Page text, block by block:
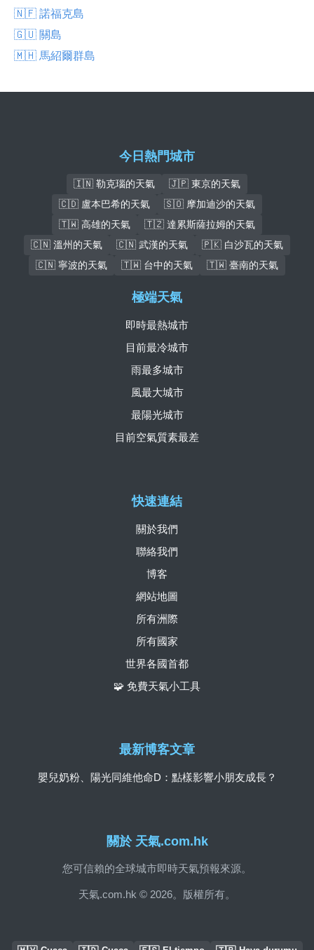
🇳🇫 諾福克島
🇬🇺 關島
🇲🇭 馬紹爾群島
今日熱門城市
🇮🇳 勒克瑙的天氣
🇯🇵 東京的天氣
🇨🇩 盧本巴希的天氣
🇸🇴 摩加迪沙的天氣
🇹🇼 高雄的天氣
🇹🇿 達累斯薩拉姆的天氣
🇨🇳 溫州的天氣
🇨🇳 武漢的天氣
🇵🇰 白沙瓦的天氣
🇨🇳 寧波的天氣
🇹🇼 台中的天氣 🇹🇼 臺南的天氣
關於 天氣.com.hk
您可信賴的全球城市即時天氣預報來源。
天氣.com.hk © 2026。版權所有。
快速連結
關於我們
聯絡我們
博客
網站地圖
所有洲際
所有國家
世界各國首都
🧩 免費天氣小工具
極端天氣
即時最熱城市
目前最冷城市
雨最多城市
風最大城市
最陽光城市
目前空氣質素最差
最新博客文章
嬰兒奶粉、陽光同維他命D：點樣影響小朋友成長？